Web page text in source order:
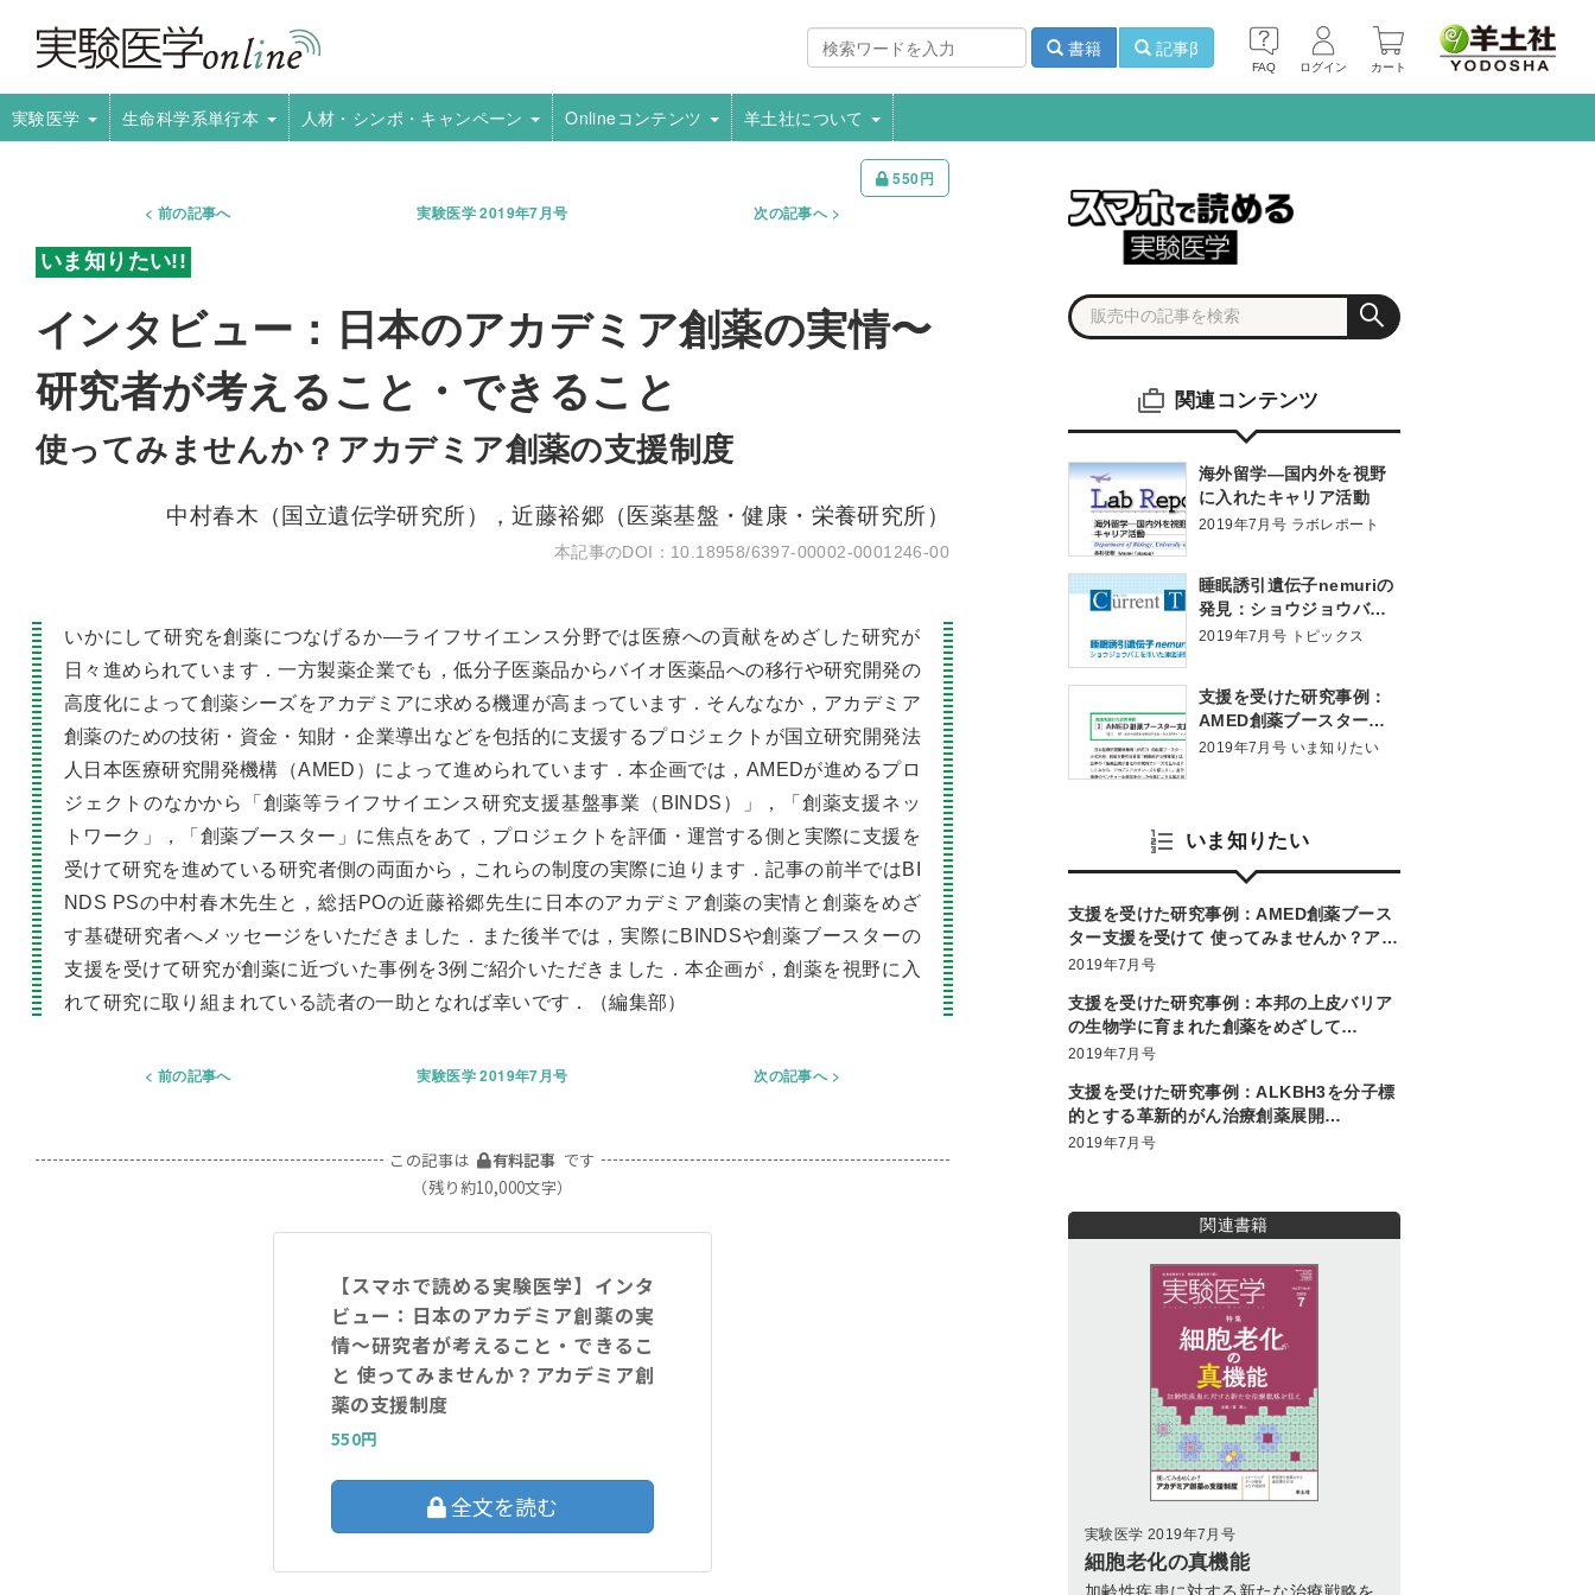
FAQ ログイン カート
書籍 記事β
実験医学 生命科学系単行本 人材・シンポ・キャンペーン Onlineコンテンツ 羊土社について
550円
前の記事へ
実験医学 2019年7月号 次の記事へ
インタビュー：日本のアカデミア創薬の実情〜
研究者が考えること・できること
使ってみませんか？アカデミア創薬の支援制度
中村春木（国立遺伝学研究所），近藤裕郷（医薬基盤・健康・栄養研究所）
10.18958/6397-00002-0001246-00
いかにして研究を創薬につなげるか―ライフサイエンス分野では医療への貢献をめざした研究が
日々進められています．一方製薬企業でも，低分子医薬品からバイオ医薬品への移行や研究開発の
高度化によって創薬シーズをアカデミアに求める機運が高まっています．そんななか，アカデミア
創薬のための技術・資金・知財・企業導出などを包括的に支援するプロジェクトが国立研究開発法
人日本医療研究開発機構（AMED）によって進められています．本企画では，AMEDが進めるプロ
ジェクトのなかから「創薬等ライフサイエンス研究支援基盤事業（BINDS）」，「創薬支援ネッ
トワーク」，「創薬ブースター」に焦点をあて，プロジェクトを評価・運営する側と実際に支援を
受けて研究を進めている研究者側の両面から，これらの制度の実際に迫ります．記事の前半ではBI
NDS PSの中村春木先生と，総括POの近藤裕郷先生に日本のアカデミア創薬の実情と創薬をめざ
す基礎研究者へメッセージをいただきました．また後半では，実際にBINDSや創薬ブースターの
支援を受けて研究が創薬に近づいた事例を3例ご紹介いただきました．本企画が，創薬を視野に入
れて研究に取り組まれている読者の一助となれば幸いです．（編集部）
前の記事へ 実験医学 2019年7月号 次の記事へ
この記事は 有料記事 です
（残り約10,000文字）
【スマホで読める実験医学】インタ
ビュー：日本のアカデミア創薬の実
情〜研究者が考えること・できるこ
と 使ってみませんか？アカデミア創
薬の支援制度
550円
全文を読む
関連コンテンツ
海外留学―国内外を視野
に入れたキャリア活動
2019年7月号 ラボレポート
睡眠誘引遺伝子nemuriの
発見：ショウジョウバエ
を用いた睡眠研究
2019年7月号 トピックス
支援を受けた研究事例：
AMED創薬ブースター支
援を受けて 使ってみませ
2019年7月号 いま知りたい
いま知りたい
支援を受けた研究事例：AMED創薬ブース
ター支援を受けて 使ってみませんか？アカ
デミア創薬の支援制度
2019年7月号
支援を受けた研究事例：本邦の上皮バリア
の生物学に育まれた創薬をめざして
―BINDS（PDIS）の支援を受けて 使って
2019年7月号
支援を受けた研究事例：ALKBH3を分子標
的とする革新的がん治療創薬展開
―BINDS（PDIS）の支援を受けて 使って
2019年7月号
関連書籍
実験医学 2019年7月号
細胞老化の真機能
加齢性疾患に対する新たな治療戦略を